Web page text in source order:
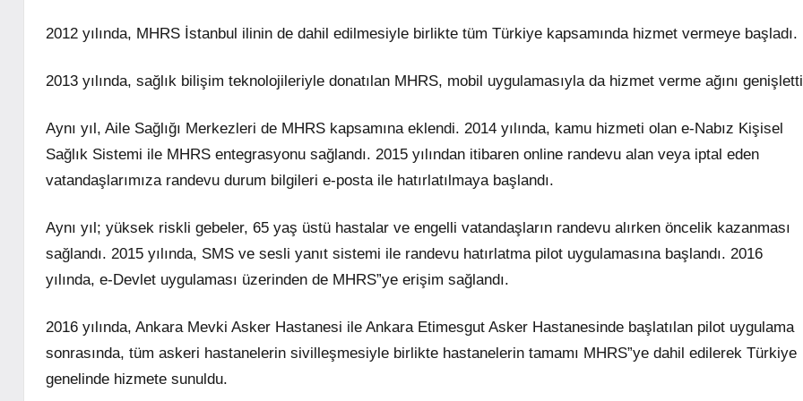
2012 yılında, MHRS İstanbul ilinin de dahil edilmesiyle birlikte tüm Türkiye kapsamında hizmet vermeye başladı.
2013 yılında, sağlık bilişim teknolojileriyle donatılan MHRS, mobil uygulamasıyla da hizmet verme ağını
Aynı yıl, Aile Sağlığı Merkezleri de MHRS kapsamına eklendi. 2014 yılında, kamu hizmeti olan e-Nabız Kişisel
Sağlık Sistemi ile MHRS entegrasyonu sağlandı. 2015 yılından itibaren online randevu alan veya iptal eden
vatandaşlarımıza randevu durum bilgileri e-posta ile hatırlatılmaya başlandı.
Aynı yıl; yüksek riskli gebeler, 65 yaş üstü hastalar ve engelli vatandaşların randevu alırken öncelik kazanması
sağlandı. 2015 yılında, SMS ve sesli yanıt sistemi ile randevu hatırlatma pilot uygulamasına başlandı. 2016
yılında, e-Devlet uygulaması üzerinden de MHRS”ye erişim sağlandı.
2016 yılında, Ankara Mevki Asker Hastanesi ile Ankara Etimesgut Asker Hastanesinde başlatılan pilot uygulama
sonrasında, tüm askeri hastanelerin sivilleşmesiyle birlikte hastanelerin tamamı MHRS”ye dahil edilerek Türkiye
genelinde hizmete sunuldu.